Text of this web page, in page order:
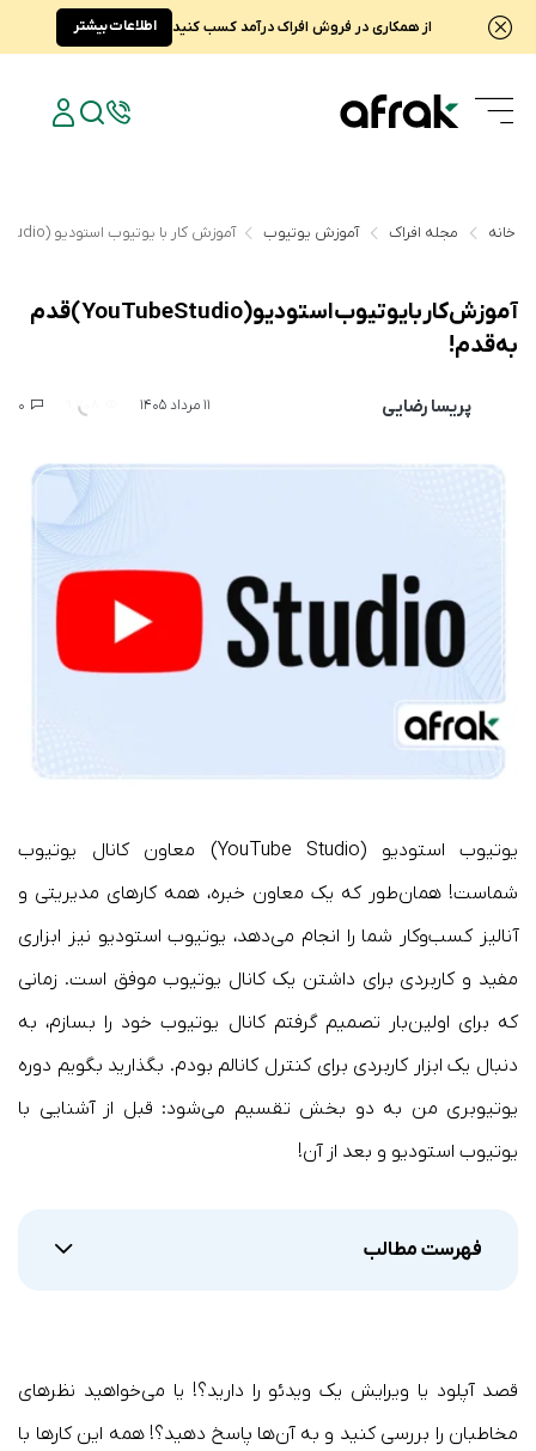
از همکاری در فروش افراک درآمد کسب کنید اطلاعات بیشتر
خانه مجله افراک آموزش یوتیوب آموزش کار با یوتیوب استودیو (YouTube Studio) قدم به قدم!
آموزش کار با یوتیوب استودیو (YouTube Studio) قدم
به قدم!
پریسا رضایی 11 مرداد 1405
یوتیوب استودیو (YouTube Studio) معاون کانال یوتیوب
شماست! همان‌طور که یک معاون خبره، همه کارهای مدیریتی و
آنالیز کسب‌وکار شما را انجام می‌دهد، یوتیوب استودیو نیز ابزاری
مفید و کاربردی برای داشتن یک کانال یوتیوب موفق است. زمانی
که برای اولین‌بار تصمیم گرفتم کانال یوتیوب خود را بسازم، به
دنبال یک ابزار کاربردی برای کنترل کانالم بودم. بگذارید بگویم دوره
یوتیوبری من به دو بخش تقسیم می‌‎شود: قبل از آشنایی با
یوتیوب استودیو و بعد از آن!
فهرست مطالب
قصد آپلود یا ویرایش یک ویدئو را دارید؟! یا می‌خواهید نظرهای
مخاطبان را بررسی کنید و به آن‌ها پاسخ دهید؟! همه این کارها با